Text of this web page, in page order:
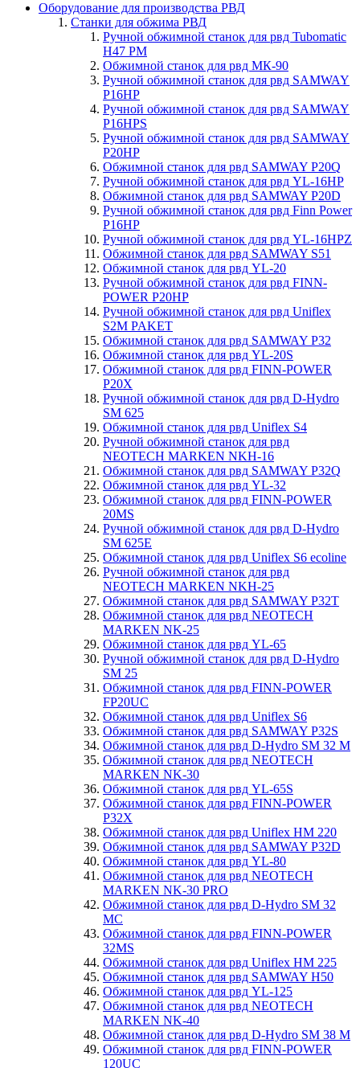
Оборудование для производства РВД
Станки для обжима РВД
Ручной обжимной станок для рвд Tubomatic
H47 PM
Обжимной станок для рвд МК-90
Ручной обжимной станок для рвд SAMWAY
P16HP
Ручной обжимной станок для рвд SAMWAY
P16HPS
Ручной обжимной станок для рвд SAMWAY
P20HP
Обжимной станок для рвд SAMWAY P20Q
Ручной обжимной станок для рвд YL-16HP
Обжимной станок для рвд SAMWAY P20D
Ручной обжимной станок для рвд Finn Power
P16HP
Ручной обжимной станок для рвд YL-16HPZ
Обжимной станок для рвд SAMWAY S51
Обжимной станок для рвд YL-20
Ручной обжимной станок для рвд FINN-
POWER P20HP
Ручной обжимной станок для рвд Uniflex
S2M PAKET
Обжимной станок для рвд SAMWAY P32
Обжимной станок для рвд YL-20S
Обжимной станок для рвд FINN-POWER
P20X
Ручной обжимной станок для рвд D-Hydro
SM 625
Обжимной станок для рвд Uniflex S4
Ручной обжимной станок для рвд
NEOTECH MARKEN NKH-16
Обжимной станок для рвд SAMWAY P32Q
Обжимной станок для рвд YL-32
Обжимной станок для рвд FINN-POWER
20MS
Ручной обжимной станок для рвд D-Hydro
SM 625E
Обжимной станок для рвд Uniflex S6 ecoline
Ручной обжимной станок для рвд
NEOTECH MARKEN NKH-25
Обжимной станок для рвд SAMWAY P32T
Обжимной станок для рвд NEOTECH
MARKEN NK-25
Обжимной станок для рвд YL-65
Ручной обжимной станок для рвд D-Hydro
SM 25
Обжимной станок для рвд FINN-POWER
FP20UC
Обжимной станок для рвд Uniflex S6
Обжимной станок для рвд SAMWAY P32S
Обжимной станок для рвд D-Hydro SM 32 M
Обжимной станок для рвд NEOTECH
MARKEN NK-30
Обжимной станок для рвд YL-65S
Обжимной станок для рвд FINN-POWER
P32X
Обжимной станок для рвд Uniflex HM 220
Обжимной станок для рвд SAMWAY P32D
Обжимной станок для рвд YL-80
Обжимной станок для рвд NEOTECH
MARKEN NK-30 PRO
Обжимной станок для рвд D-Hydro SM 32
MC
Обжимной станок для рвд FINN-POWER
32MS
Обжимной станок для рвд Uniflex HM 225
Обжимной станок для рвд SAMWAY H50
Обжимной станок для рвд YL-125
Обжимной станок для рвд NEOTECH
MARKEN NK-40
Обжимной станок для рвд D-Hydro SM 38 M
Обжимной станок для рвд FINN-POWER
120UC